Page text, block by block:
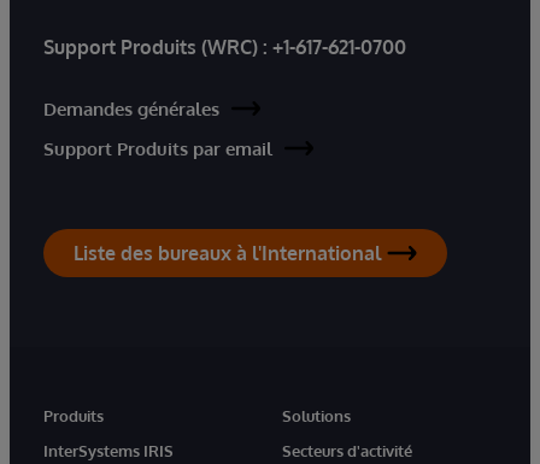
Support Produits (WRC) : +1-617-621-0700
Demandes générales
Support Produits par email
Liste des bureaux à l'International
Produits
InterSystems IRIS
Solutions
Secteurs d'activité